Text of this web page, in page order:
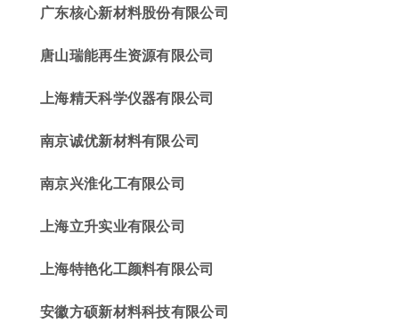
广东核心新材料股份有限公司
唐山瑞能再生资源有限公司
上海精天科学仪器有限公司
南京诚优新材料有限公司
南京兴淮化工有限公司
上海立升实业有限公司
上海特艳化工颜料有限公司
安徽方硕新材料科技有限公司